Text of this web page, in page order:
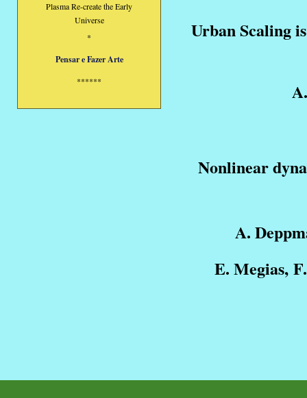
Plasma Re-create the Early
Universe
*
Pensar e Fazer Arte
******
Urban Scaling
Nonlinear
A.
E. Megias,